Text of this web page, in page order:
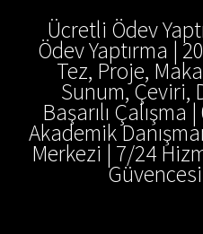
Ücretli Ödev
Ödev Yaptırma |
Tez, Proje,
Sunum, Çeviri,
Başarılı Çalışma
Akademik
Merkezi | 7/24